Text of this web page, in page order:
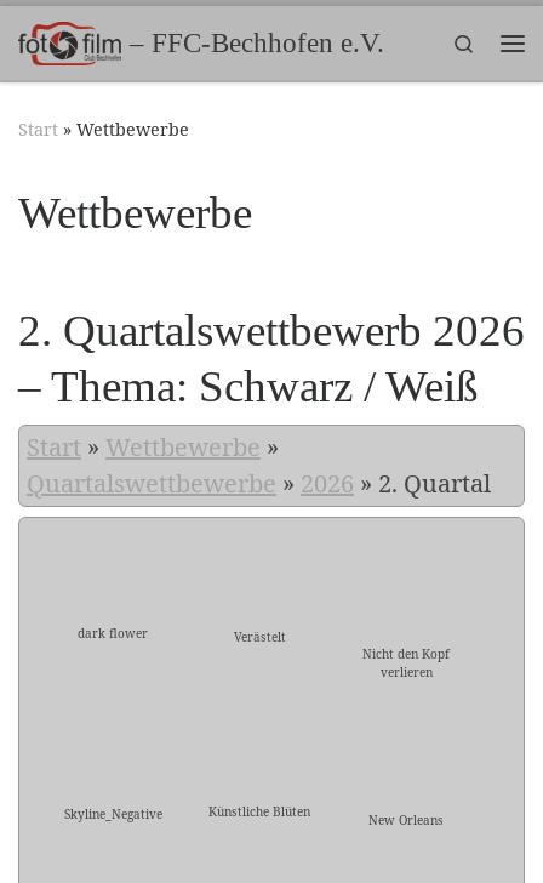
Zum Inhalt springen– FFC-Bechhofen e.V.
Search
Start » Wettbewerbe
Wettbewerbe
2. Quartalswettbewerb 2026
– Thema: Schwarz / Weiß
Start » Wettbewerbe »
Quartalswettbewerbe » 2026 » 2. Quartal
dark flower
Verästelt
Nicht den Kopf
verlieren
Skyline_Negative Künstliche Blüten New Orleans